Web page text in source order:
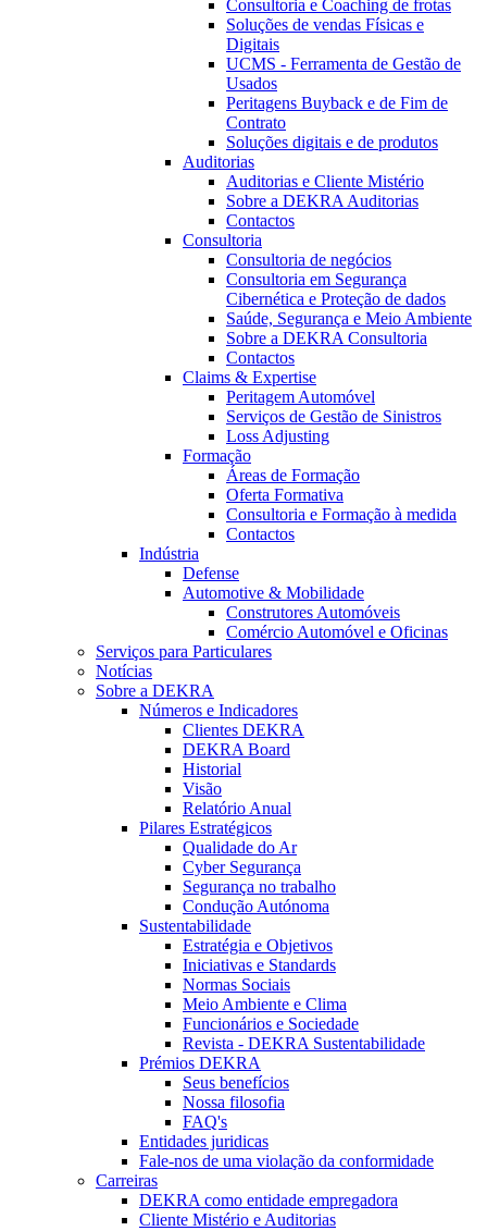
Consultoria e Coaching de frotas
Soluções de vendas Físicas e
Digitais
UCMS - Ferramenta de Gestão de
Usados
Peritagens Buyback e de Fim de
Contrato
Soluções digitais e de produtos
Auditorias
Auditorias e Cliente Mistério
Sobre a DEKRA Auditorias
Contactos
Consultoria
Consultoria de negócios
Consultoria em Segurança
Cibernética e Proteção de dados
Saúde, Segurança e Meio Ambiente
Sobre a DEKRA Consultoria
Contactos
Claims & Expertise
Peritagem Automóvel
Serviços de Gestão de Sinistros
Loss Adjusting
Formação
Áreas de Formação
Oferta Formativa
Consultoria e Formação à medida
Contactos
Indústria
Defense
Automotive & Mobilidade
Construtores Automóveis
Comércio Automóvel e Oficinas
Serviços para Particulares
Notícias
Sobre a DEKRA
Números e Indicadores
Clientes DEKRA
DEKRA Board
Historial
Visão
Relatório Anual
Pilares Estratégicos
Qualidade do Ar
Cyber Segurança
Segurança no trabalho
Condução Autónoma
Sustentabilidade
Estratégia e Objetivos
Iniciativas e Standards
Normas Sociais
Meio Ambiente e Clima
Funcionários e Sociedade
Revista - DEKRA Sustentabilidade
Prémios DEKRA
Seus benefícios
Nossa filosofia
FAQ's
Entidades juridicas
Fale-nos de uma violação da conformidade
Carreiras
DEKRA como entidade empregadora
Cliente Mistério e Auditorias